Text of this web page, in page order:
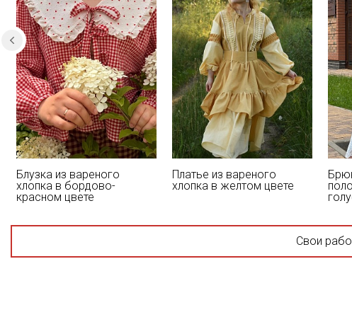
Блузка из вареного
хлопка в бордово-
красном цвете
Платье из вареного
хлопка в желтом цвете
Свои